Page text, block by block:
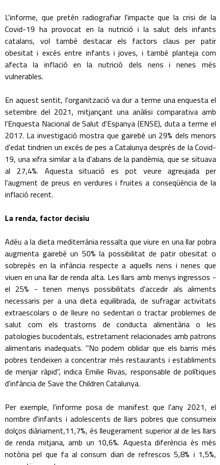
L'informe, que pretén radiografiar l'impacte que la crisi de la
Covid-19 ha provocat en la nutrició i la salut dels infants
catalans, vol també destacar els factors claus per patir
obesitat i excés entre infants i joves, i també planteja com
afecta la inflació en la nutrició dels nens i nenes més
vulnerables.
En aquest sentit, l'organització va dur a terme una enquesta el
setembre del 2021, mitjançant una anàlisi comparativa amb
l'Enquesta Nacional de Salut d'Espanya (ENSE), duta a terme el
2017. La investigació mostra que gairebé un 29% dels menors
d'edat tindrien un excés de pes a Catalunya després de la Covid-
19, una xifra similar a la d'abans de la pandèmia, que se situava
al 27,4%. Aquesta situació es pot veure agreujada per
l'augment de preus en verdures i fruites a conseqüència de la
inflació recent.
La renda, factor decisiu
Adéu a la dieta mediterrània ressalta que viure en una llar pobra
augmenta gairebé un 50% la possibilitat de patir obesitat o
sobrepès en la infància respecte a aquells nens i nenes que
viuen en una llar de renda alta. Les llars amb menys ingressos -
el 25% - tenen menys possibilitats d'accedir als aliments
necessaris per a una dieta equilibrada, de sufragar activitats
extraescolars o de lleure no sedentari o tractar problemes de
salut com els trastorns de conducta alimentària o les
patologies bucodentals, estretament relacionades amb patrons
alimentaris inadequats. "No podem oblidar que els barris més
pobres tendeixen a concentrar més restaurants i establiments
de menjar ràpid", indica Emilie Rivas, responsable de polítiques
d'infància de Save the Children Catalunya.
Per exemple, l'informe posa de manifest que l'any 2021, el
nombre d'infants i adolescents de llars pobres que consumeix
dolços diàriament,11,7%, és lleugerament superior al de les llars
de renda mitjana, amb un 10,6%. Aquesta diferència és més
notòria pel que fa al consum diari de refrescos 5,8% i 1,5%,